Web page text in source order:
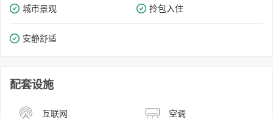
城市景观 拎包入住
安静舒适
配套设施
互联网 空调